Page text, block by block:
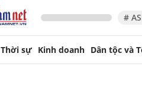
#
Thời sự Kinh doanh Dân tộc và